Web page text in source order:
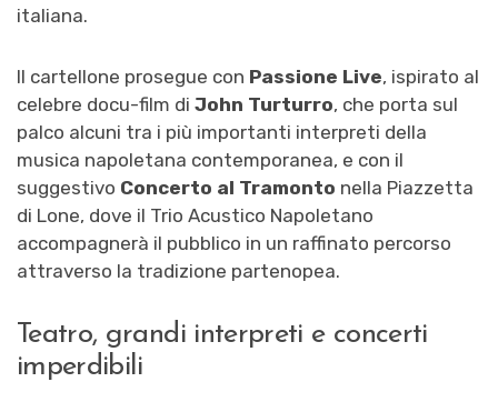
italiana.
Il cartellone prosegue con Passione Live, ispirato al
celebre docu-film di John Turturro, che porta sul
palco alcuni tra i più importanti interpreti della
musica napoletana contemporanea, e con il
suggestivo Concerto al Tramonto nella Piazzetta
di Lone, dove il Trio Acustico Napoletano
accompagnerà il pubblico in un raffinato percorso
attraverso la tradizione partenopea.
Teatro, grandi interpreti e concerti
imperdibili